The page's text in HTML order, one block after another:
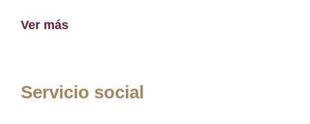
Ver más
Servicio social